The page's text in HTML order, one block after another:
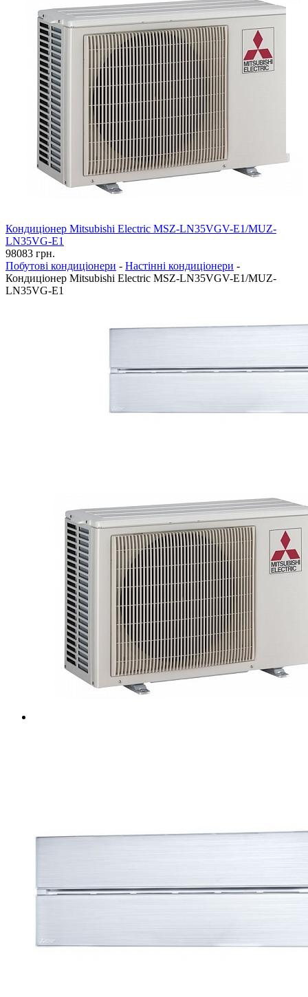
Кондиціонер Mitsubishi Electric MSZ-LN35VGV-E1/MUZ-
LN35VG-E1
98083 грн.
Побутові кондиціонери - Настінні кондиціонери -
Кондиціонер Mitsubishi Electric MSZ-LN35VGV-E1/MUZ-
LN35VG-E1